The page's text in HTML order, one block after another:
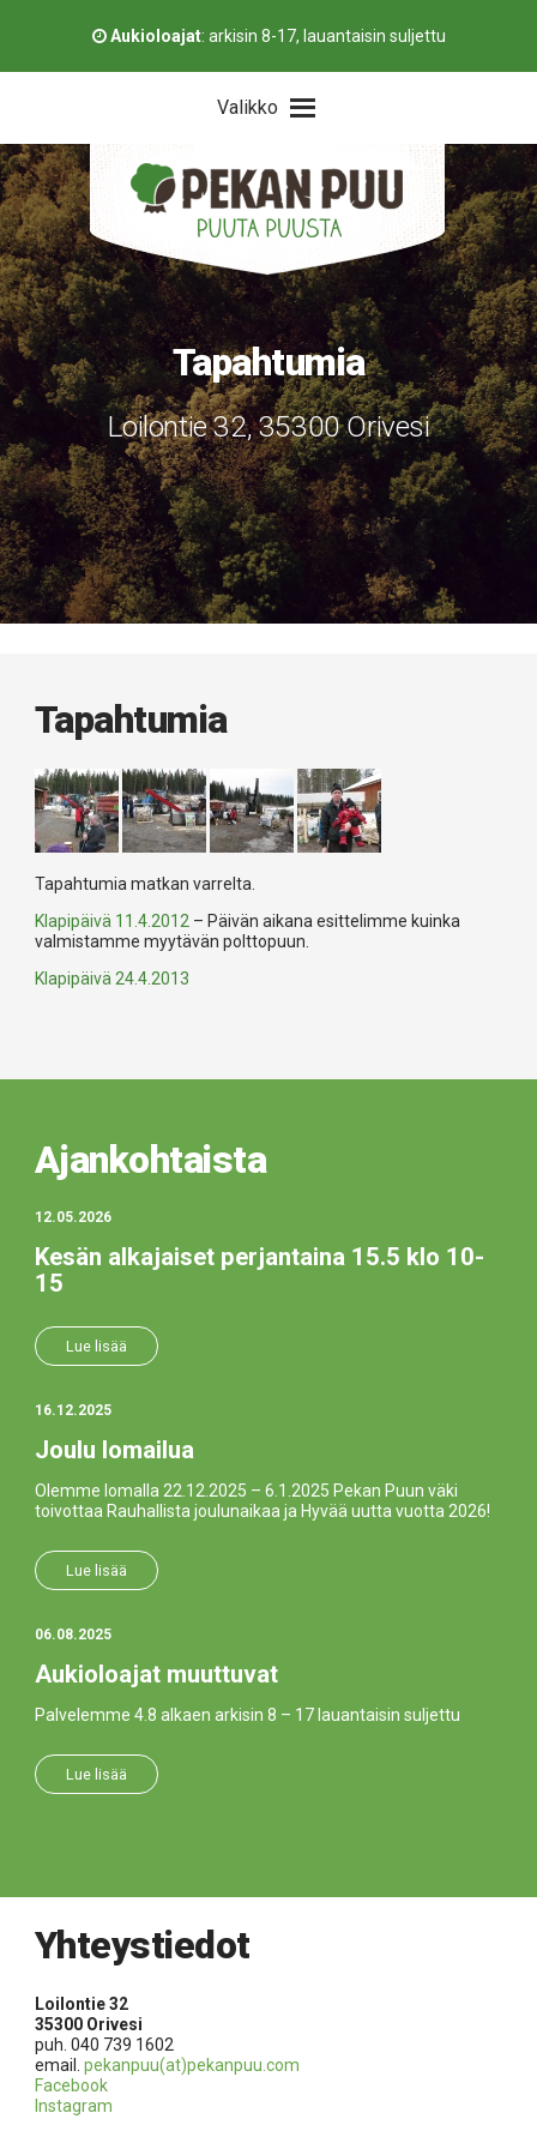
Valikko
Aukioloajat: arkisin 8-17, lauantaisin suljettu
Tapahtumia
Loilontie 32, 35300 Orivesi
Tapahtumia
Tapahtumia matkan varrelta.
Klapipäivä 11.4.2012 – Päivän aikana esittelimme kuinka
valmistamme myytävän polttopuun.
Klapipäivä 24.4.2013
Ajankohtaista
12.05.2026
Kesän alkajaiset perjantaina 15.5 klo 10-
15
Lue lisää
16.12.2025
Joulu lomailua
Olemme lomalla 22.12.2025 – 6.1.2025 Pekan Puun väki
toivottaa Rauhallista joulunaikaa ja Hyvää uutta vuotta 2026!
Lue lisää
06.08.2025
Aukioloajat muuttuvat
Palvelemme 4.8 alkaen arkisin 8 – 17 lauantaisin suljettu
Lue lisää
Yhteystiedot
Loilontie 32
35300 Orivesi
puh. 040 739 1602
email. pekanpuu(at)pekanpuu.com
Facebook
Instagram